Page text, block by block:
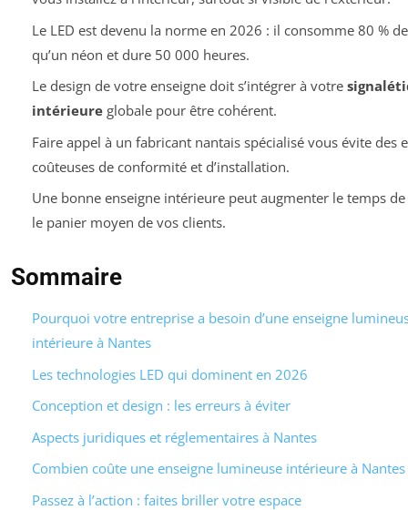
Le LED est devenu la norme en 2026 : il consomme 80 %
qu’un néon et dure 50 000 heures.
Le design de votre enseigne doit s’intégrer à votre
intérieureglobale pour être cohérent.
Faire appel à un fabricant nantais spécialisé vous évite des
coûteuses de conformité et d’installation.
Une bonne enseigne intérieure peut augmenter le temps
le panier moyen de vos clients.
Sommaire
Pourquoi votre entreprise a besoin d’une enseigne
intérieure à Nantes
Les technologies LED qui dominent en 2026
Conception et design : les erreurs à éviter
Aspects juridiques et réglementaires à Nantes
Combien coûte une enseigne lumineuse intérieure à Nantes
Passez à l’action : faites briller votre espace